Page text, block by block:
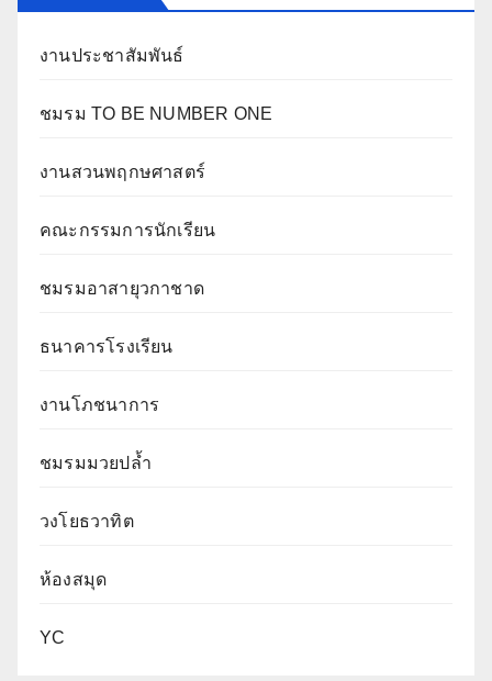
งานประชาสัมพันธ์
ชมรม TO BE NUMBER ONE
งานสวนพฤกษศาสตร์
คณะกรรมการนักเรียน
ชมรมอาสายุวกาชาด
ธนาคารโรงเรียน
งานโภชนาการ
ชมรมมวยปล้ำ
วงโยธวาทิต
ห้องสมุด
YC